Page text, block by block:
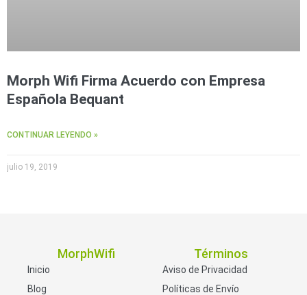
Morph Wifi Firma Acuerdo con Empresa
Española Bequant
CONTINUAR LEYENDO »
julio 19, 2019
MorphWifi
Inicio
Blog
Términos
Aviso de Privacidad
Políticas de Envío